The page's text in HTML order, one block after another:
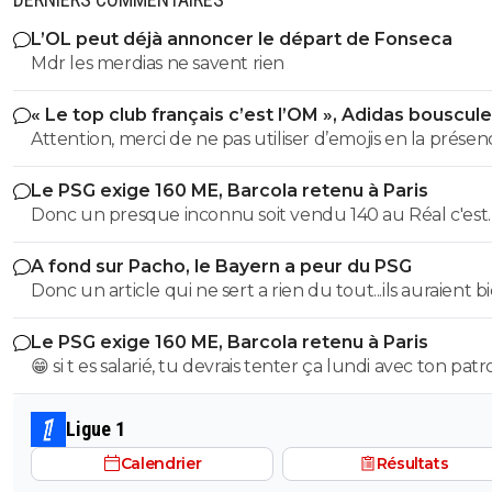
L’OL peut déjà annoncer le départ de Fonseca
Mdr les merdias ne savent rien
« Le top club français c’est l’OM », Adidas
PSG
Attention, merci de ne pas utiliser d’emojis en la
Raymond Q qui a un traumatisme de l enfance lié à ces
derniers; pour le soutenir, vous pouvez adhérer à son
association se prétendant faire partie d’une « élite »
se refusant catégoriquement l utilisation d emojis bien
populaire à son goût et surtout incompréhensible
gros globes oculaires de sardine. Cordialement.
Le PSG exige 160 ME, Barcola retenu à Paris
Donc un presque inconnu soit vendu 140 au Réal c'est
normal et un double détenteur de la LDC soit à un
faiblard normal ?? Messieurs les anglais allez vous faire
A fond sur Pacho, le Bayern a peur du PSG
Donc un article qui ne sert a rien du tout...ils auraient
voulu mais finalement non...je peux en écrire 200 des
comme ca !
Le PSG exige 160 ME, Barcola retenu à Paris
😁 si t es salarié, tu devrais tenter ça lundi avec ton
pour voir ce qu’il va te répondre
Ligue 1
Calendrier Résultats